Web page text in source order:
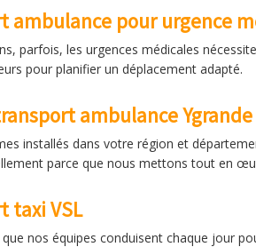
ambulance pour urgence
parfois, les urgences médicales
pour planifier un déplacement adapté.
ambulance Ygrande
installés dans votre région et
parce que nous mettons tout en
taxi VSL
que nos équipes conduisent chaque jour